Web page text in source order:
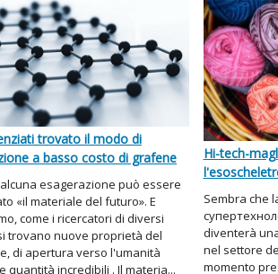
trovato il modo di
a basso costo di grafene
esagerazione può essere
«il materiale del futuro». E
come i ricercatori di diversi
trovano nuove proprietà del
di apertura verso l'umanità
quantità incredibili . Il materia...
Hi-tech-
Sembra che
diventerà
nel settore
momento